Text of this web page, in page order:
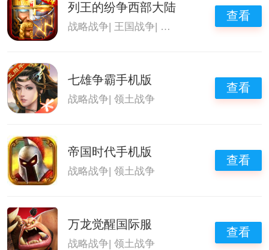
列王的纷争西部大陆
战略战争 王国战争 领土战争
查看
七雄争霸手机版
战略战争|领土战争
查看
帝国时代手机版
战略战争 |领土战争
查看
万龙觉醒国际服
战略战争|领土战争
查看